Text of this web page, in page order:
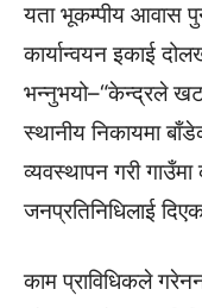
यता भूकम्पीय आवास
कार्यान्वयन इकाई
भन्नुभयो–“केन्द्रले
स्थानीय निकायमा
व्यवस्थापन गरी
जनप्रतिनिधिलाई
काम प्राविधिकले